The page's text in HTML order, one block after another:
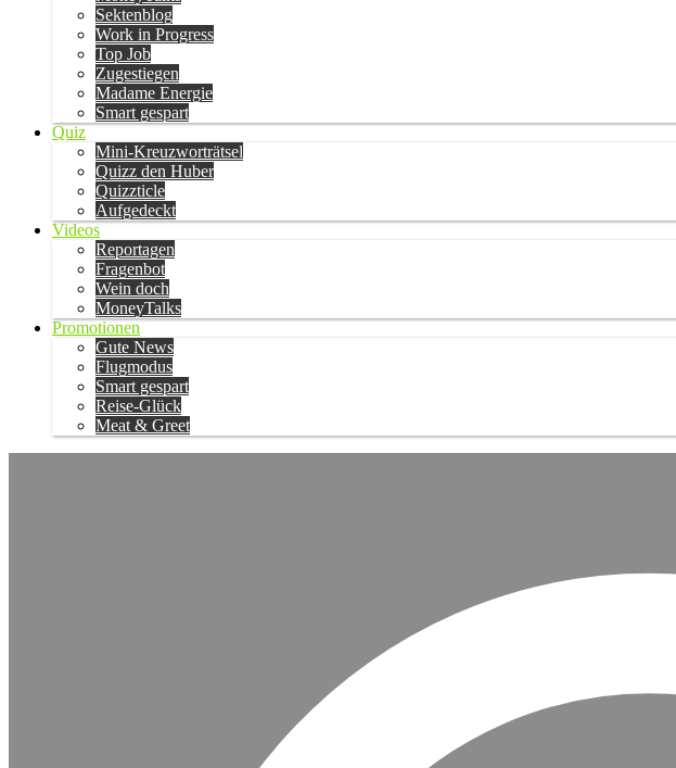
Sektenblog
Work in Progress
Top Job
Zugestiegen
Madame Energie
Smart gespart
Quiz
Mini-Kreuzworträtsel
Quizz den Huber
Quizzticle
Aufgedeckt
Videos
Reportagen
Fragenbot
Wein doch
MoneyTalks
Promotionen
Gute News
Flugmodus
Smart gespart
Reise-Glück
Meat & Greet